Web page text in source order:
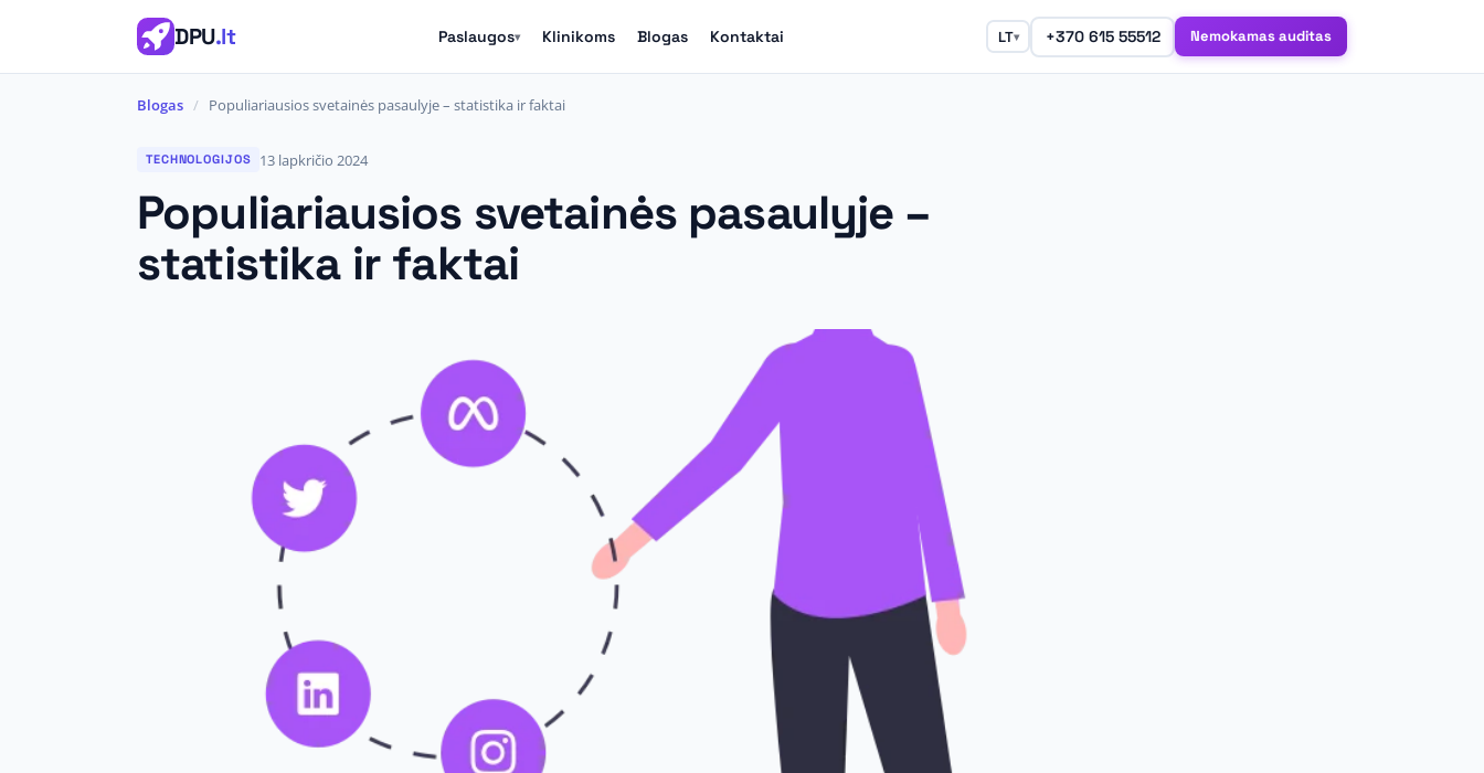
DPU.lt Paslaugos▾ Klinikoms Blogas Kontaktai LT▾ +370 615 55512 Nemokamas auditas
Blogas / Populiariausios svetainės pasaulyje – statistika ir faktai
TECHNOLOGIJOS 13 lapkričio 2024
Populiariausios svetainės pasaulyje –
statistika ir faktai